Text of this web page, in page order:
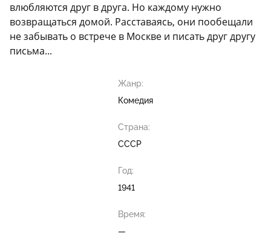
влюбляются друг в друга. Но каждому нужно
возвращаться домой. Расставаясь, они пообещали
не забывать о встрече в Москве и писать друг другу
письма...
Жанр:
Комедия
Страна:
СССР
Год:
1941
Время:
—